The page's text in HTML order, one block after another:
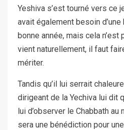
Yeshiva s’est tourné vers ce
avait également besoin
bonne année, mais cela
vient naturellement, il faut
mériter.
Tandis qu’il lui serrait
dirigeant de la Yechiva lui dit
lui d’observer le Chabbath
sera une bénédiction pour